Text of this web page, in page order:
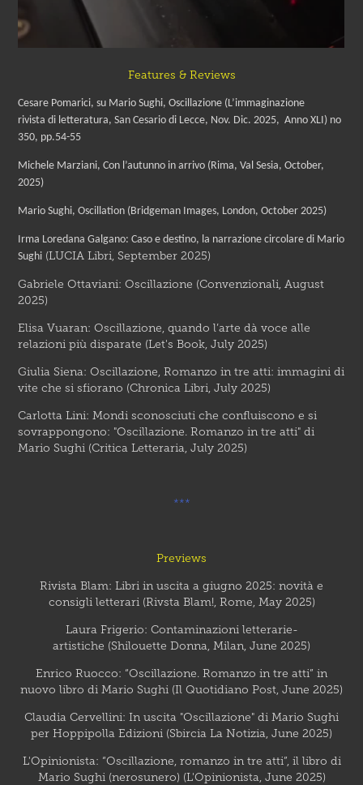
Features & Reviews
Cesare Pomarici, su Mario Sughi, Oscillazione (L’immaginazione
rivista di letteratura, San Cesario di Lecce, Nov. Dic. 2025, Anno XLI) no
350, pp.54-55
Michele Marziani, Con l’autunno in arrivo (Rima, Val Sesia, October,
2025)
Mario Sughi, Oscillation (Bridgeman Images, London, October 2025)
Irma Loredana Galgano: Caso e destino, la narrazione circolare di Mario
Sughi (LUCIA Libri, September 2025)
Gabriele Ottaviani: Oscillazione (Convenzionali, August
2025)
Elisa Vuaran: Oscillazione, quando l’arte dà voce alle
relazioni più disparate (Let's Book, July 2025)
Giulia Siena: Oscillazione, Romanzo in tre atti: immagini di
vite che si sfiorano (Chronica Libri, July 2025)
Carlotta Lini: Mondi sconosciuti che confluiscono e si
sovrappongono: "Oscillazione. Romanzo in tre atti" di
Mario Sughi (Critica Letteraria, July 2025)
***
Previews
Rivista Blam: Libri in uscita a giugno 2025: novità e
consigli letterari (Rivsta Blam!, Rome, May 2025)
Laura Frigerio: Contaminazioni letterarie-
artistiche (Shilouette Donna, Milan, June 2025)
Enrico Ruocco: “Oscillazione. Romanzo in tre atti” in
nuovo libro di Mario Sughi (Il Quotidiano Post, June 2025)
Claudia Cervellini: In uscita "Oscillazione" di Mario Sughi
per Hoppipolla Edizioni (Sbircia La Notizia, June 2025)
L'Opinionista: “Oscillazione, romanzo in tre atti”, il libro di
Mario Sughi (nerosunero) (L'Opinionista, June 2025)